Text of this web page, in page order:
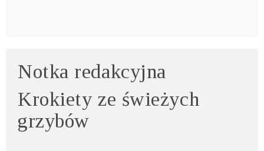
Notka redakcyjna
Krokiety ze świeżych
grzybów